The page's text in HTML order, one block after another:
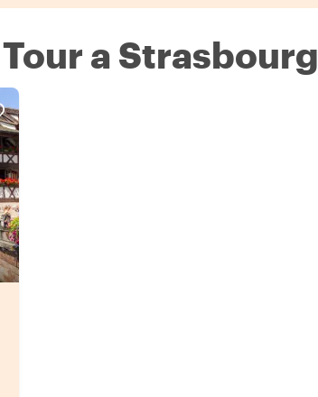
a Strasbourg